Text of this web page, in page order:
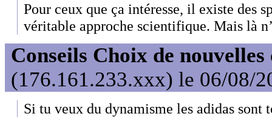
Pour ceux que ça intéresse, il existe des
véritable approche scientifique. Mais là
Conseils Choix de nouvelles
(176.161.233.xxx) le 06/08/
Si tu veux du dynamisme les adidas sont